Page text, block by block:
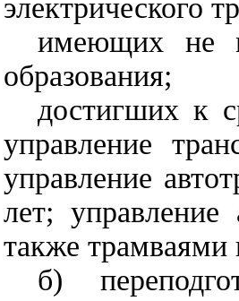
электрического
имеющих не
образования;
достигших к
управление
управление
лет; управление
также трамваями
б)